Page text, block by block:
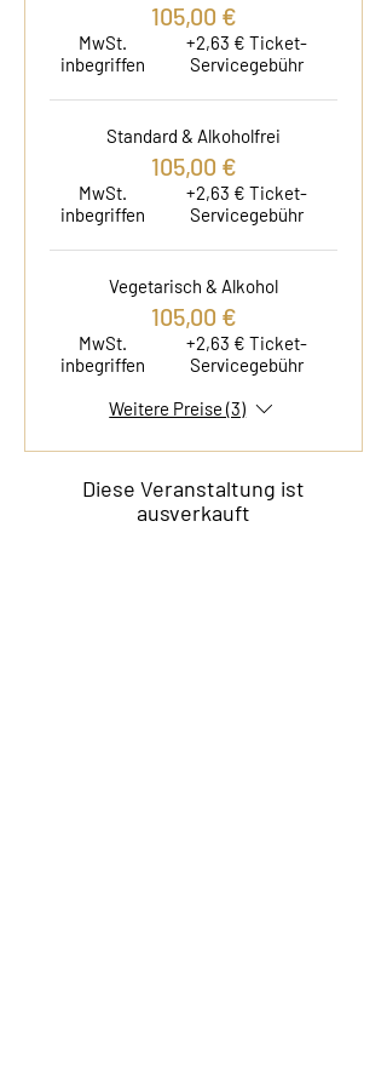
105,00 €
MwSt.
inbegriffen
+2,63 € Ticket-
Servicegebühr
Standard & Alkoholfrei
105,00 €
MwSt.
inbegriffen
+2,63 € Ticket-
Servicegebühr
Vegetarisch & Alkohol
105,00 €
MwSt.
inbegriffen
+2,63 € Ticket-
Servicegebühr
Weitere Preise (3)
Diese Veranstaltung ist
ausverkauft